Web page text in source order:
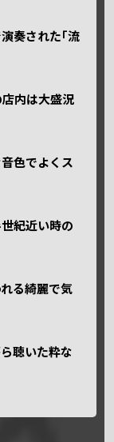
奏された｢流
内は大盛況
色でよくス
紀近い時の
る綺麗で気
聴いた粋な